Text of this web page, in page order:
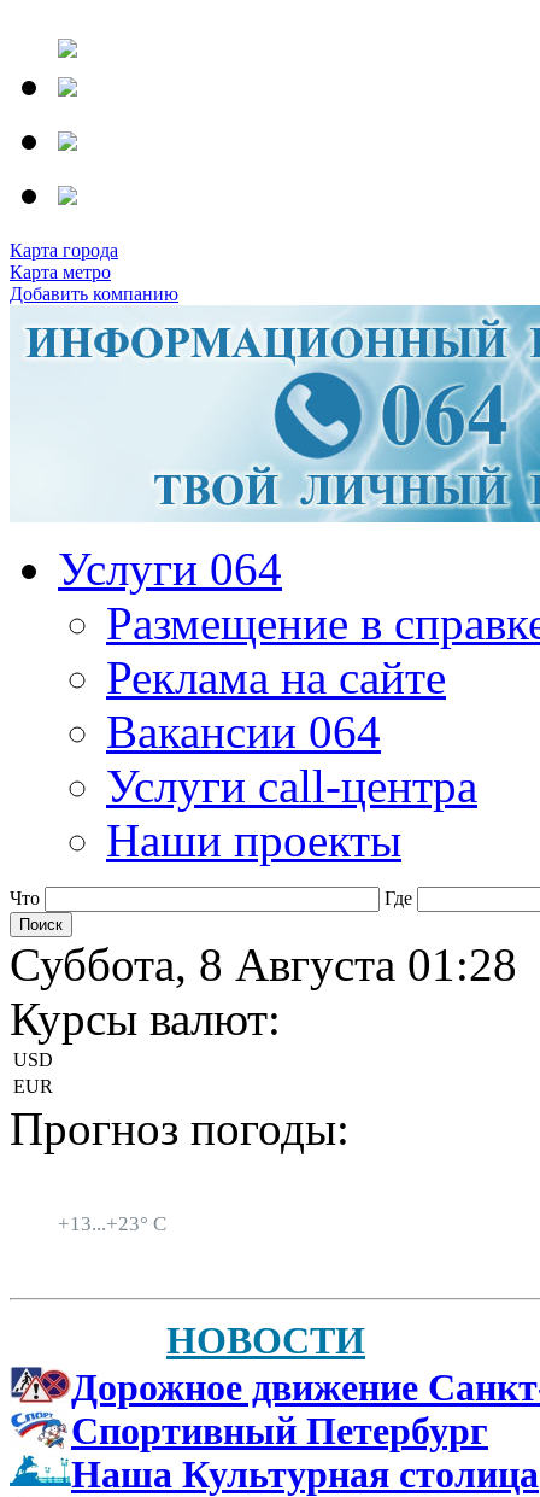
Карта города
Карта метро
Добавить компанию
Услуги 064
Размещение в
Реклама на сайте
Вакансии 064
Услуги call-центра
Наши проекты
Что Где
Суббота, 8 Августа 01:28
Курсы валют:
USD
EUR
Прогноз погоды:
+13...+23° C
НОВОСТИ
Дорожное движение
Спортивный Петербург
Наша Культурная столица